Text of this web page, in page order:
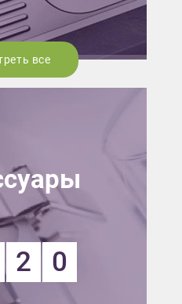
все
2 0